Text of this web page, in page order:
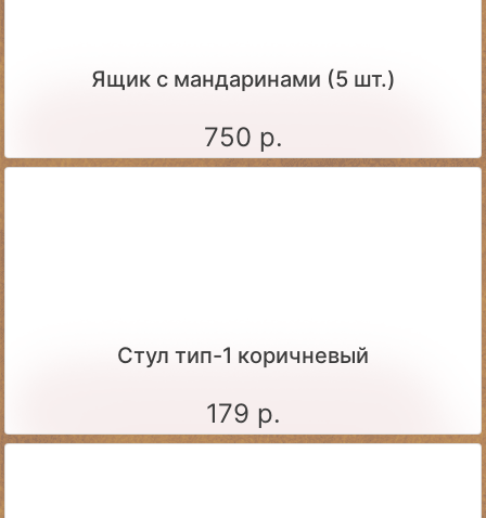
Ящик c мандаринами (5 шт.)
750 р.
Стул тип-1 коричневый
179 р.